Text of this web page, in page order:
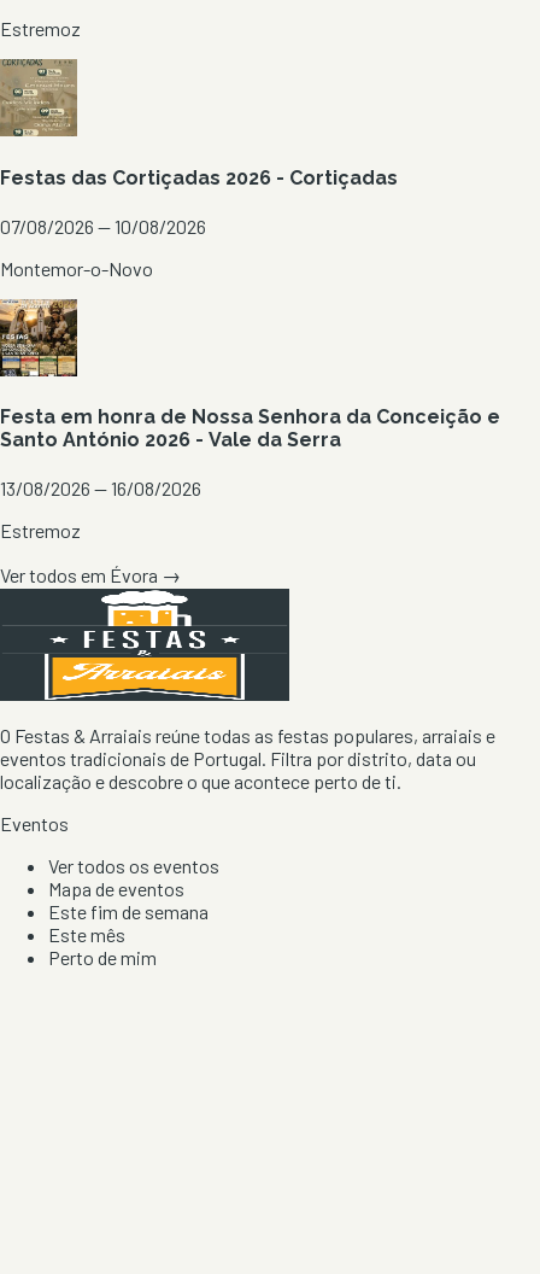
Estremoz
Festas das Cortiçadas 2026 - Cortiçadas
07/08/2026 — 10/08/2026
Montemor-o-Novo
Festa em honra de Nossa Senhora da Conceição e
Santo António 2026 - Vale da Serra
13/08/2026 — 16/08/2026
Estremoz
Ver todos em Évora →
O Festas & Arraiais reúne todas as festas populares, arraiais e
eventos tradicionais de Portugal. Filtra por distrito, data ou
localização e descobre o que acontece perto de ti.
Eventos
Ver todos os eventos
Mapa de eventos
Este fim de semana
Este mês
Perto de mim